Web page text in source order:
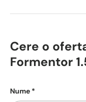
Cere o
Formentor
Nume